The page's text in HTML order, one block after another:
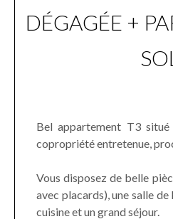
DÉGAGÉE +
SOL
Bel appartement T3
copropriété entretenue,
Vous disposez de belle
avec placards), une salle de
cuisine et un grand séjour.